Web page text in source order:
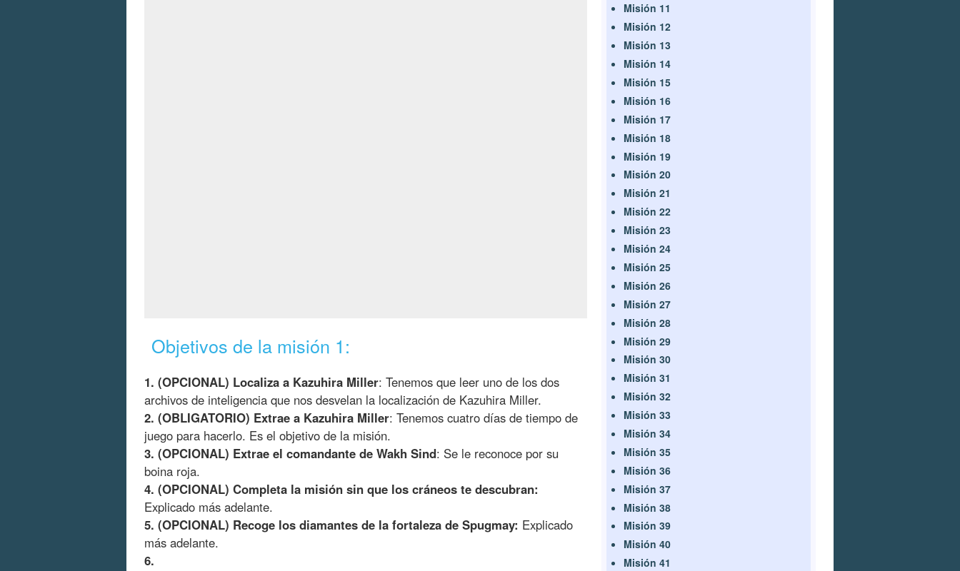
Objetivos de la misión 1:
1. (OPCIONAL) Localiza a Kazuhira Miller: Tenemos que leer uno de los dos
archivos de inteligencia que nos desvelan la localización de Kazuhira Miller.
2. (OBLIGATORIO) Extrae a Kazuhira Miller: Tenemos cuatro días de tiempo de
juego para hacerlo. Es el objetivo de la misión.
3. (OPCIONAL) Extrae el comandante de Wakh Sind: Se le reconoce por su
boina roja.
4. (OPCIONAL) Completa la misión sin que los cráneos te descubran:
Explicado más adelante.
5. (OPCIONAL) Recoge los diamantes de la fortaleza de Spugmay: Explicado
más adelante.
6.
Misión 11
Misión 12
Misión 13
Misión 14
Misión 15
Misión 16
Misión 17
Misión 18
Misión 19
Misión 20
Misión 21
Misión 22
Misión 23
Misión 24
Misión 25
Misión 26
Misión 27
Misión 28
Misión 29
Misión 30
Misión 31
Misión 32
Misión 33
Misión 34
Misión 35
Misión 36
Misión 37
Misión 38
Misión 39
Misión 40
Misión 41